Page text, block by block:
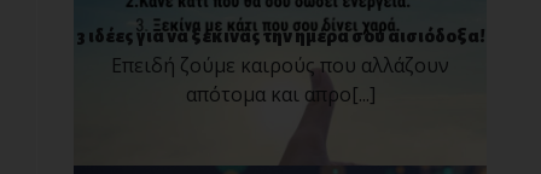
3 ιδέες για να ξεκινάς την ημέρα σου αισιόδοξα!
Επειδή ζούμε καιρούς που αλλάζουν
απότομα και απρο[...]